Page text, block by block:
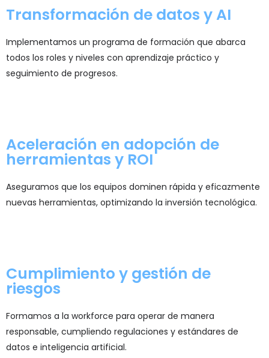
Transformación de datos y AI
Implementamos un programa de formación que abarca
todos los roles y niveles con aprendizaje práctico y
seguimiento de progresos.
Aceleración en adopción de
herramientas y ROI
Aseguramos que los equipos dominen rápida y eficazmente
nuevas herramientas, optimizando la inversión tecnológica.
Cumplimiento y gestión de
riesgos
Formamos a la workforce para operar de manera
responsable, cumpliendo regulaciones y estándares de
datos e inteligencia artificial.